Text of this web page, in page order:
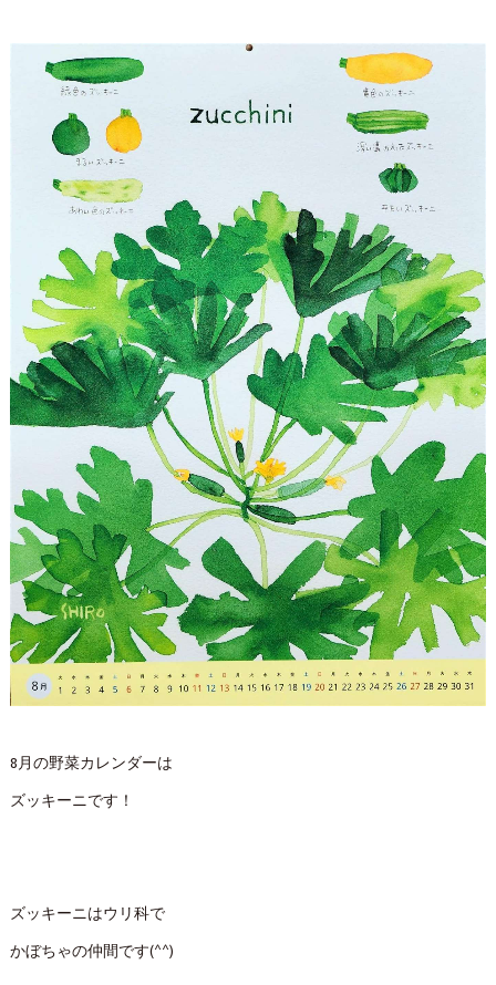
8月の野菜カレンダーは
ズッキーニです！
ズッキーニはウリ科で
かぼちゃの仲間です(^^)